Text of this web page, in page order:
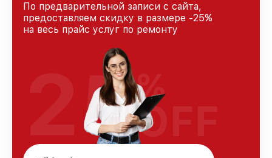
По предварительной записи с сайта,
предоставляем скидку в размере -25%
на весь прайс услуг по ремонту
25%
OFF